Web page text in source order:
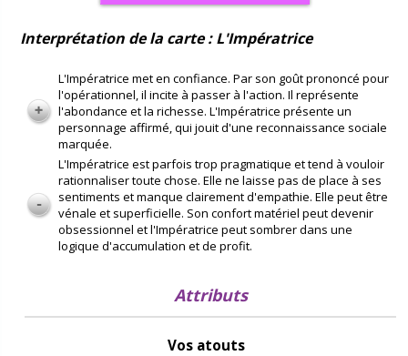
Interprétation de la carte : L'Impératrice
L'Impératrice met en confiance. Par son goût prononcé pour
l'opérationnel, il incite à passer à l'action. Il représente
l'abondance et la richesse. L'Impératrice présente un
personnage affirmé, qui jouit d'une reconnaissance sociale
marquée.
L'Impératrice est parfois trop pragmatique et tend à vouloir
rationnaliser toute chose. Elle ne laisse pas de place à ses
sentiments et manque clairement d'empathie. Elle peut être
vénale et superficielle. Son confort matériel peut devenir
obsessionnel et l'Impératrice peut sombrer dans une
logique d'accumulation et de profit.
Attributs
Vos atouts